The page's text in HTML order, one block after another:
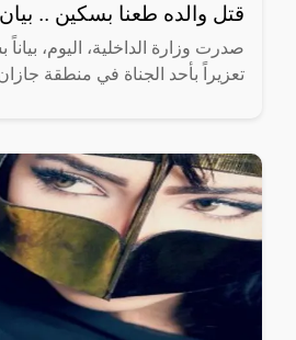
قتل والده طعنا بسكين ..
صدرت وزارة الداخلية، اليوم،
تعزيراً بأحد الجناة في منطقة